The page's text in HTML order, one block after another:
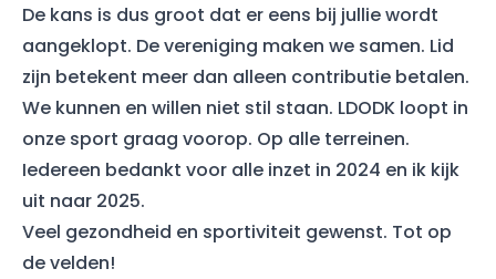
De kans is dus groot dat er eens bij jullie wordt
aangeklopt. De vereniging maken we samen. Lid
zijn betekent meer dan alleen contributie betalen.
We kunnen en willen niet stil staan. LDODK loopt in
onze sport graag voorop. Op alle terreinen.
Iedereen bedankt voor alle inzet in 2024 en ik kijk
uit naar 2025.
Veel gezondheid en sportiviteit gewenst. Tot op
de velden!